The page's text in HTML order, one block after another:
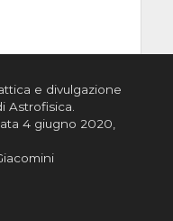
e divulgazione
Astrofisica
4 giugno 2020,